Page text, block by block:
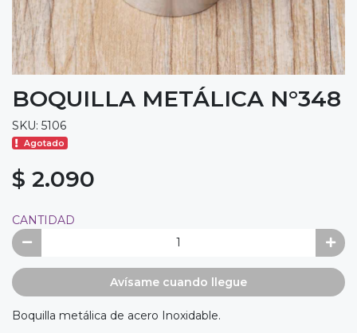
BOQUILLA METÁLICA N°348
SKU: 5106
Agotado
$ 2.090
CANTIDAD
Avísame cuando llegue
Boquilla metálica de acero Inoxidable.